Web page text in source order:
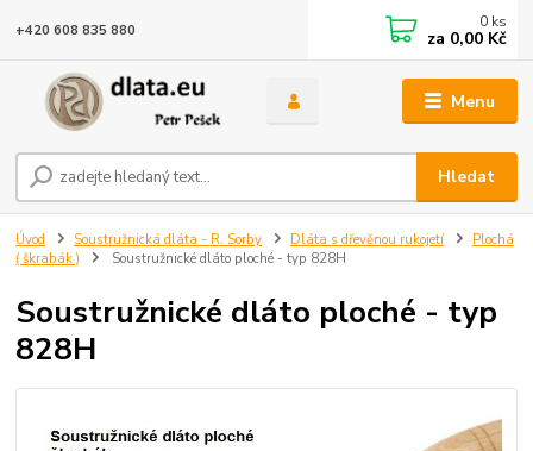
Menu
Hledat
+420 608 835 880 0 ks
za 0,00 Kč
Úvod Soustružnická dláta - R. Sorby Dláta s dřevěnou rukojetí
Plochá
( škrabák )
Soustružnické dláto ploché - typ 828H
Soustružnické dláto ploché - typ
828H